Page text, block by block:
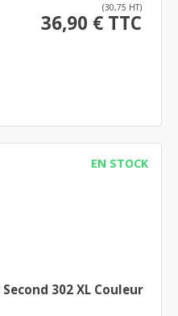
(30,75 HT)
36,90 € TTC
EN STOCK
302 XL Couleur